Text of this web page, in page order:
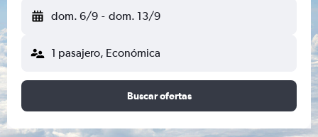
dom. 6/9 - dom. 13/9
1 pasajero, Económica
Buscar ofertas